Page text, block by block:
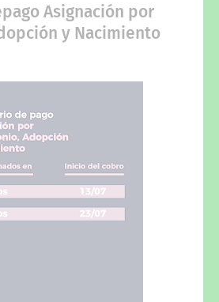
Asignación por
y Nacimiento